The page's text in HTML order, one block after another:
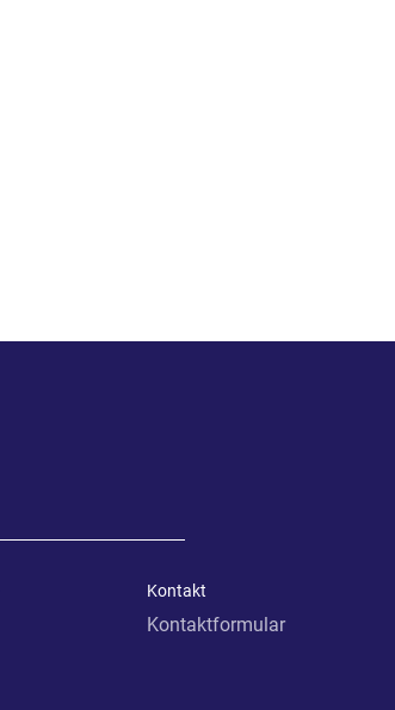
Kontakt
Kontaktformular